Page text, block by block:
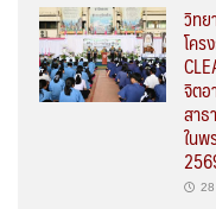
วิทย
โคร
จิต
สา
ใน